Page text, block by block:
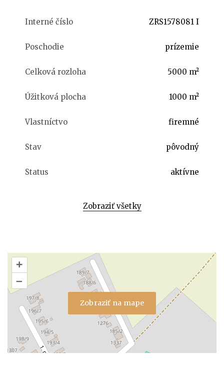
Interné číslo ZRS1578081 I
Poschodie prízemie
Celková rozloha 5000 m²
Úžitková plocha 1000 m²
Vlastníctvo firemné
Stav pôvodný
Status aktívne
Zobraziť všetky
Zobraziť na mape
+
–